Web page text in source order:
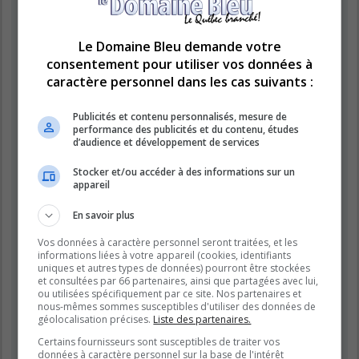
responsable des conditions suivantes. Si vous n’acceptez pas d’être
légalement responsable de toutes les conditions suivantes, veuillez ne
pas utiliser et accéder à « LE DOMAINE BLEU ». Nous pouvons modifier
ces conditions à n’importe quel moment et nous essaierons de vous
informer de ces modifications, bien que nous vous conseillons de vérifier
régulièrement par vous-même. En effet, si vous continuez à participer à
mises à jour.
Nos forums sont développés par phpBB (désignés ci-après par « logiciel
phpBB » et « phpBB Limited ») qui est un logiciel de forum de discussions
déclaré sous la «licence publique générale GNU 2.0
» et qui peut être
téléchargé surle site de phpBB
seul but de faciliter les discussions sur internet et phpBB Limited ne peut
en aucun cas être tenu comme responsable de la conduite et du contenu
d’informations concernant phpBB, veuillez consulterle site de phpBB
(en anglais).
Vous acceptez de ne publier aucun contenu à caractère abusif, obscène,
vulgaire, diffamatoire, choquant, menaçant, pornographique, etc. qui
pourrait transgresser la législation de votre pays, du pays dans lequel le
serveur de « LE DOMAINE BLEU » est hébergé ou encore la loi
internationale. Si vous ne respectez pas ces dispositions, vous vous
exposez à un bannissement immédiat et définitif et nous nous réservons
Le Domaine Bleu demande votre
consentement pour utiliser vos données à
caractère personnel dans les cas suivants :
Publicités et contenu personnalisés, mesure de
performance des publicités et du contenu, études
d’audience et développement de services
Stocker et/ou accéder à des informations sur un
appareil
En savoir plus
Vos données à caractère personnel seront traitées, et les
informations liées à votre appareil (cookies, identifiants
uniques et autres types de données) pourront être stockées
et consultées par 66 partenaires, ainsi que partagées avec lui,
ou utilisées spécifiquement par ce site. Nos partenaires et
nous-mêmes sommes susceptibles d'utiliser des données de
géolocalisation précises. Liste des partenaires.
Certains fournisseurs sont susceptibles de traiter vos
données à caractère personnel sur la base de l'intérêt